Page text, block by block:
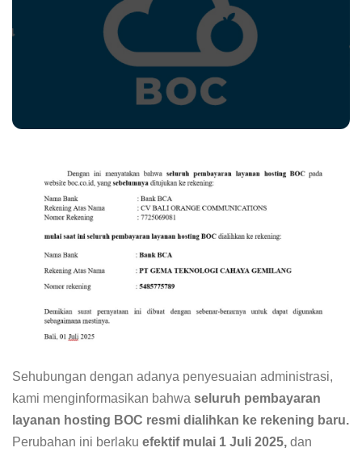
Sehubungan dengan adanya penyesuaian administrasi,
kami menginformasikan bahwa seluruh pembayaran
layanan hosting BOC resmi dialihkan ke rekening baru.
Perubahan ini berlaku efektif mulai 1 Juli 2025, dan